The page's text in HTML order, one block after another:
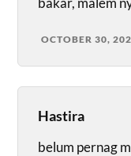
OCTOBER 30,
Hastira
belum pernag